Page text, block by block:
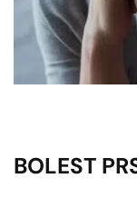
BOLEST